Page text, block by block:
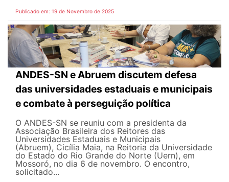
Publicado em: 19 de Novembro de 2025
ANDES-SN e Abruem discutem defesa
das universidades estaduais e municipais
e combate à perseguição política
O ANDES-SN se reuniu com a presidenta da
Associação Brasileira dos Reitores das
Universidades Estaduais e Municipais
(Abruem), Cicília Maia, na Reitoria da Universidade
do Estado do Rio Grande do Norte (Uern), em
Mossoró, no dia 6 de novembro. O encontro,
solicitado...